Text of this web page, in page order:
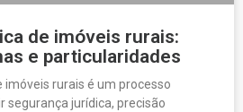
de imóveis rurais:
e particularidades
imóveis rurais é um processo
segurança jurídica, precisão